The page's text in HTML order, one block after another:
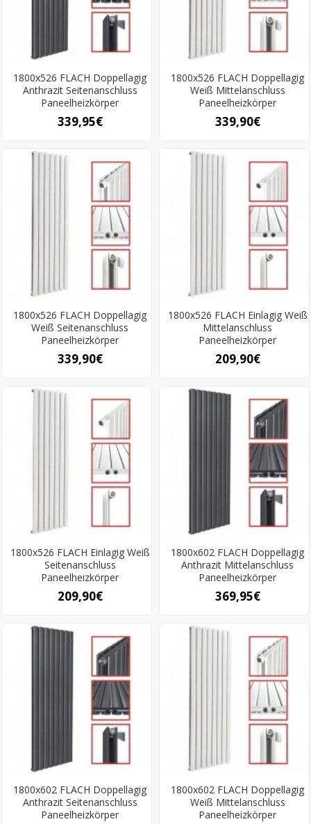
1800x526 FLACH Doppellagig
Anthrazit Seitenanschluss
Paneelheizkörper
339,95€
1800x526 FLACH Doppellagig
Weiß Mittelanschluss
Paneelheizkörper
339,90€
1800x526 FLACH Doppellagig
Weiß Seitenanschluss
Paneelheizkörper
339,90€
1800x526 FLACH Einlagig Weiß
Mittelanschluss
Paneelheizkörper
209,90€
1800x526 FLACH Einlagig Weiß
Seitenanschluss
Paneelheizkörper
209,90€
1800x602 FLACH Doppellagig
Anthrazit Mittelanschluss
Paneelheizkörper
369,95€
1800x602 FLACH Doppellagig
Anthrazit Seitenanschluss
Paneelheizkörper
1800x602 FLACH Doppellagig
Weiß Mittelanschluss
Paneelheizkörper